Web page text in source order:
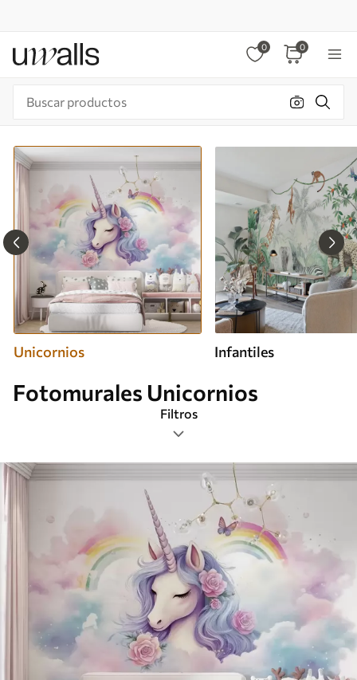
0 0
Unicornios Infantiles
Fotomurales Unicornios
Filtros
Etiquetas
Formato de imagen
Paleta de colores
Inteligente
Borrar todos los filtros